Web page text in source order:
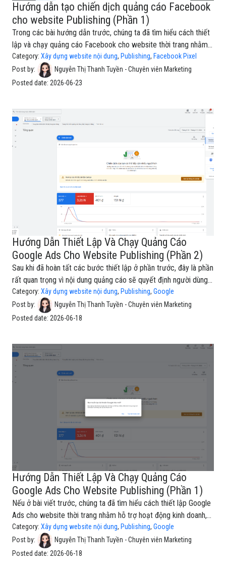
Hướng dẫn tạo chiến dịch quảng cáo Facebook
cho website Publishing (Phần 1)
Trong các bài hướng dẫn trước, chúng ta đã tìm hiểu cách thiết
lập và chạy quảng cáo Facebook cho website thời trang nhằm
tăng lượt truy cập, tiếp cận khách hàng tiềm năng và thúc đẩy
doanh số bán hàng.Tuy nhiên, quảng cáo không chỉ dành cho các
website thương mại điện tử. Với một nền tảng xuất bản nội
người viết và gia tăng độ nhận diện thương hiệu.Thông qua Meta
Ads, bạn có thể đưa các bài viết nổi bật, chuyên mục nội dung
hoặc trang chủ Publishing tiếp cận đúng nhóm đố
Category: Xây dựng website nội dung, Publishing, Facebook Pixel
Post by:
Nguyễn Thị Thanh Tuyền - Chuyên viên Marketing
Posted date: 2026-06-23
Hướng Dẫn Thiết Lập Và Chạy Quảng Cáo
Google Ads Cho Website Publishing (Phần 2)
Sau khi đã hoàn tất các bước thiết lập ở phần trước, đây là phần
rất quan trọng vì nội dung quảng cáo sẽ quyết định người dùng
có chú ý, ghi nhớ và nhấp vào website Publishing của bạn hay
không.Ở phần tiếp theo này, chúng ta sẽ tiếp tục thiết lập các
thành phần quan trọng của quảng cáo Google Ads.Thêm dòng
dung, chủ đề nổi bật, cộng đồng độc giả hoặc lý do khiến người
dùng nên truy cập website.Tiếp theo, bạn cần thêm các dòng
tiêu đề cho quảng cáo.Google Ads cho phép th
Category: Xây dựng website nội dung, Publishing, Google
Post by:
Nguyễn Thị Thanh Tuyền - Chuyên viên Marketing
Posted date: 2026-06-18
Hướng Dẫn Thiết Lập Và Chạy Quảng Cáo
Google Ads Cho Website Publishing (Phần 1)
Nếu ở bài viết trước, chúng ta đã tìm hiểu cách thiết lập Google
Ads cho website thời trang nhằm hỗ trợ hoạt động kinh doanh,
quảng bá sản phẩm và tiếp cận khách hàng mua sắm, bạn có
thể xem lại hướng dẫn tại đây: Hướng dẫn quảng cáo website
thời trang trên Google.Tiếp nối nội dung đó, bài viết này sẽ tập
Category: Xây dựng website nội dung, Publishing, Google
Post by:
Nguyễn Thị Thanh Tuyền - Chuyên viên Marketing
Posted date: 2026-06-18